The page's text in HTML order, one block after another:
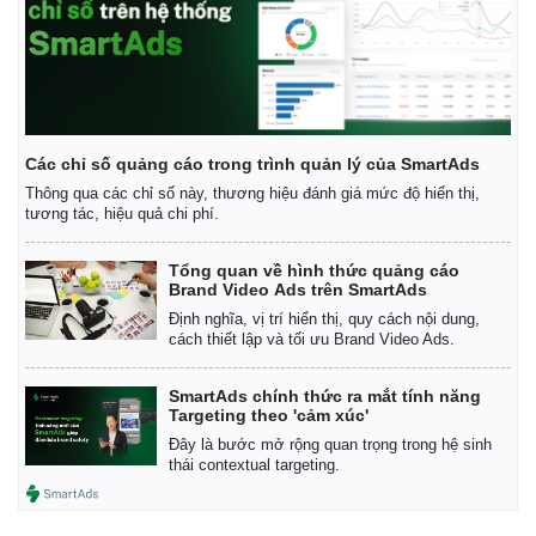
Các chỉ số quảng cáo trong trình quản lý của SmartAds
Thông qua các chỉ số này, thương hiệu đánh giá mức độ hiển thị,
tương tác, hiệu quả chi phí.
Tổng quan về hình thức quảng cáo
Brand Video Ads trên SmartAds
Định nghĩa, vị trí hiển thị, quy cách nội dung,
cách thiết lập và tối ưu Brand Video Ads.
SmartAds chính thức ra mắt tính năng
Targeting theo 'cảm xúc'
Đây là bước mở rộng quan trọng trong hệ sinh
thái contextual targeting.